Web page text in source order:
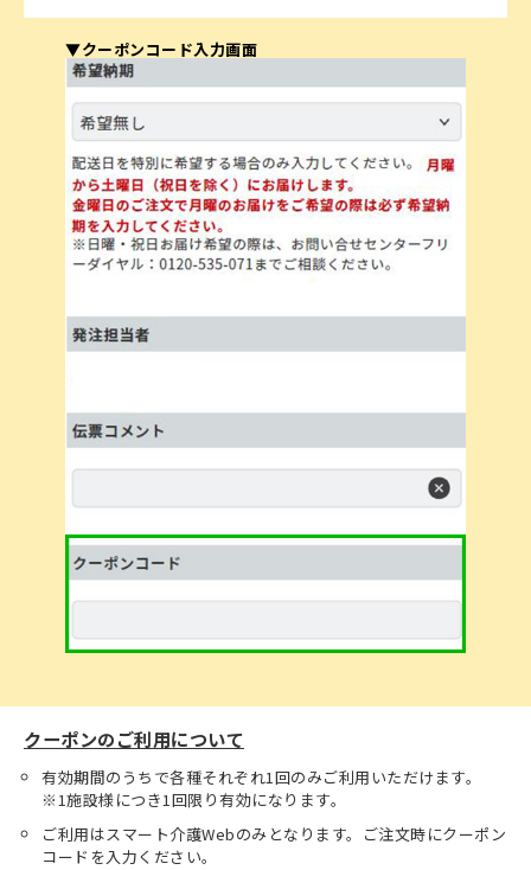
▼クーポンコード入力画面
クーポンのご利用について
有効期間のうちで各種それぞれ1回のみご利用いただけます。
※1施設様につき1回限り有効になります。
ご利用はスマート介護Webのみとなります。ご注文時にクーポン
コードを入力ください。